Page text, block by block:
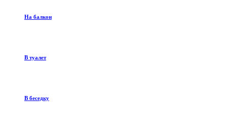
На балкон
В туалет
В беседку